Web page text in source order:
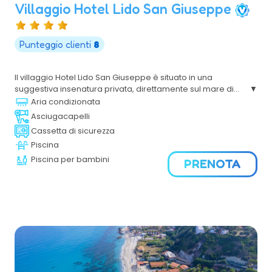
Villaggio Hotel Lido San Giuseppe
Punteggio clienti 8
Il villaggio Hotel Lido San Giuseppe è situato in una
suggestiva insenatura privata, direttamente sul mare di
Briatico,si trova sulla costa tirrenica calabrese, a ridosso
di una bellissima spiaggia privata con ampi spazi verdi
per il relax di tutta la famiglia. Il Villaggio dista pochi
chilometri da Tropea, Capo Vaticano e Pizzo Calabro.
Aria condizionata
Asciugacapelli
Cassetta di sicurezza
Piscina
Piscina per bambini
PRENOTA